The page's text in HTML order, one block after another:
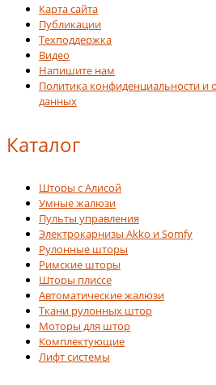
Карта сайта
Публикации
Техподдержка
Видео
Напишите нам
Политика конфиденциальности и
данных
Каталог
Шторы с Алисой
Умные жалюзи
Пульты управления
Электрокарнизы Akko и Somfy
Рулонные шторы
Римские шторы
Шторы плиссе
Автоматические жалюзи
Ткани рулонных штор
Моторы для штор
Комплектующие
Лифт системы